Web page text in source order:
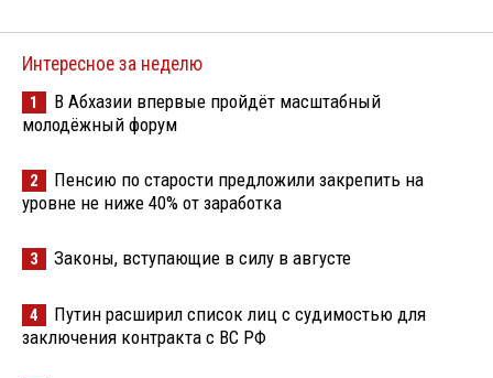
Интересное за неделю
1
В Абхазии впервые пройдёт масштабный
молодёжный форум
2
Пенсию по старости предложили закрепить на
уровне не ниже 40% от заработка
3 Законы, вступающие в силу в августе
4
Путин расширил список лиц с судимостью для
заключения контракта с ВС РФ